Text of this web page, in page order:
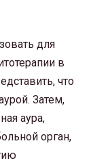
для
в
что
Затем,
аура,
орган,